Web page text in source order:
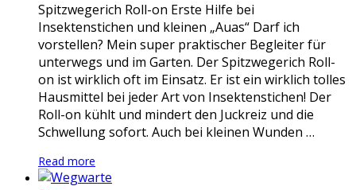
Spitzwegerich Roll-on Erste Hilfe bei
Insektenstichen und kleinen „Auas“ Darf ich
vorstellen? Mein super praktischer Begleiter für
unterwegs und im Garten. Der Spitzwegerich Roll-
on ist wirklich oft im Einsatz. Er ist ein wirklich tolles
Hausmittel bei jeder Art von Insektenstichen! Der
Roll-on kühlt und mindert den Juckreiz und die
Schwellung sofort. Auch bei kleinen Wunden …
Read more